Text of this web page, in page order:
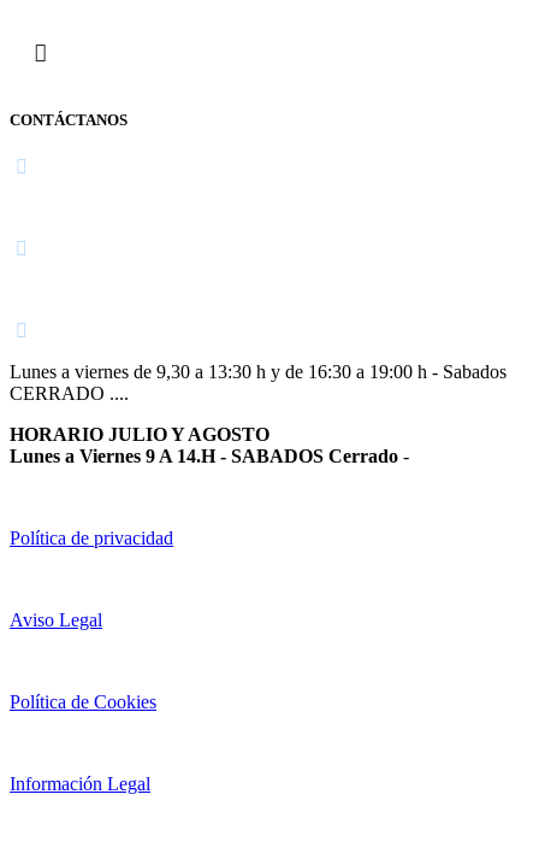
CONTÁCTANOS
Lunes a viernes de 9,30 a 13:30 h y de 16:30 a 19:00 h - Sabados
CERRADO ....
HORARIO JULIO Y AGOSTO
Lunes a Viernes 9 A 14.H - SABADOS Cerrado -
Política de privacidad
Aviso Legal
Política de Cookies
Información Legal